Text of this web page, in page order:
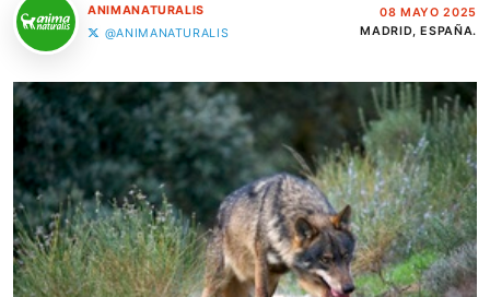
ANIMANATURALIS
@ANIMANATURALIS
08 MAYO 2025
MADRID, ESPAÑA.